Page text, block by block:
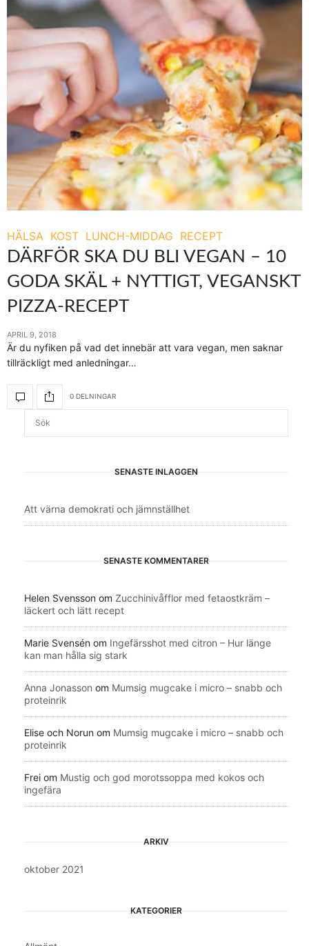
HÄLSA KOST LUNCH-MIDDAG RECEPT
DÄRFÖR SKA DU BLI VEGAN – 10
GODA SKÄL + NYTTIGT, VEGANSKT
PIZZA-RECEPT
APRIL 9, 2018
Är du nyfiken på vad det innebär att vara vegan, men saknar
tillräckligt med anledningar…
0 DELNINGAR
SENASTE INLÄGGEN
Att värna demokrati och jämnställhet
SENASTE KOMMENTARER
Helen Svensson om Zucchinivåfflor med fetaostkräm –
läckert och lätt recept
Marie Svensén om Ingefärsshot med citron – Hur länge
kan man hålla sig stark
Anna Jonasson om Mumsig mugcake i micro – snabb och
proteinrik
Elise och Norun om Mumsig mugcake i micro – snabb och
proteinrik
Frei om Mustig och god morotssoppa med kokos och
ingefära
ARKIV
oktober 2021
KATEGORIER